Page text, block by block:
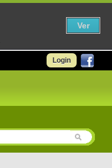
Login
Ver